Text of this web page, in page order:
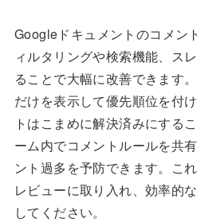
Googleドキュメントのコメン
ィルタリングや検索機能、ス
ることで大幅に改善できます
だけを表示して優先順位を付
トはこまめに解決済みにする
ーム内でコメントルールを共
ント過多を予防できます。こ
レビューに取り入れ、効率的
してください。